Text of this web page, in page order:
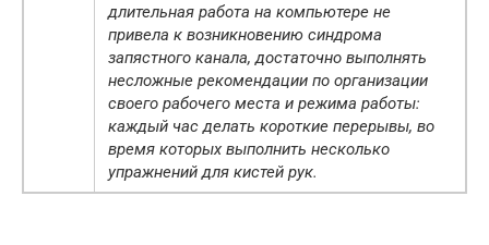
длительная работа на компьютере не
привела к возникновению синдрома
запястного канала, достаточно выполнять
несложные рекомендации по организации
своего рабочего места и режима работы:
каждый час делать короткие перерывы, во
время которых выполнить несколько
упражнений для кистей рук.